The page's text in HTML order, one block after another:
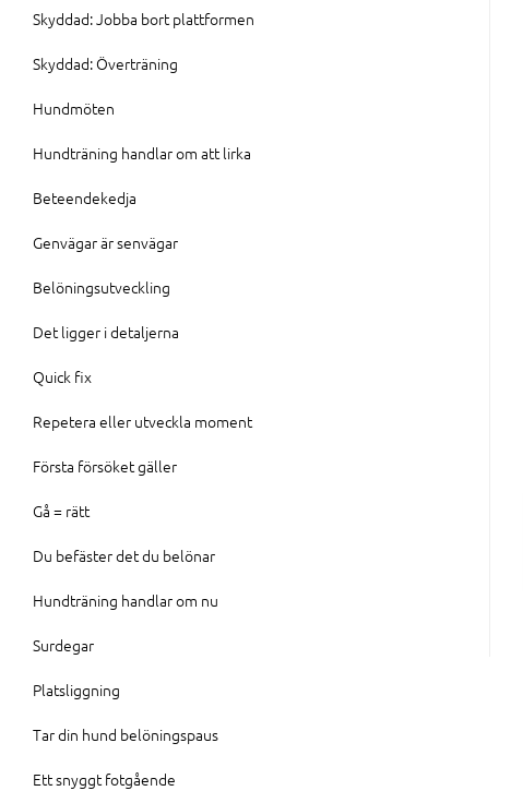
Skyddad: Jobba bort plattformen
Skyddad: Överträning
Hundmöten
Hundträning handlar om att lirka
Beteendekedja
Genvägar är senvägar
Belöningsutveckling
Det ligger i detaljerna
Quick fix
Repetera eller utveckla moment
Första försöket gäller
Gå = rätt
Du befäster det du belönar
Hundträning handlar om nu
Surdegar
Platsliggning
Tar din hund belöningspaus
Ett snyggt fotgående